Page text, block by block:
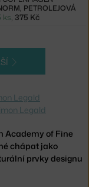
Academy of Fine
chápat jako
prvky designu
PETROLEJOVÁ
ks, 375 Kč
Legald
Legald